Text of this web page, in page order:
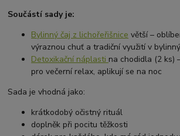
Součástí sady je:
Bylinný čaj z lichořeřišnice větší –
výraznou chuť a tradiční využití v
Detoxikační náplasti na chodidla (2 ks)
pro večerní relax, aplikují se na noc
Sada je vhodná jako:
krátkodobý očistný rituál
doplněk při pocitu těžkosti